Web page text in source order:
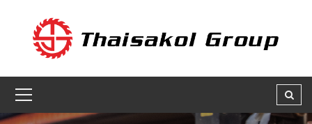
GET A QUOTE